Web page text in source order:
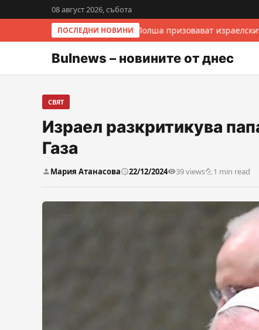
08 август 2026, събота
ПОСЛЕДНИ НОВИНИ
Италия и Полша призовават
Bulnews – новините от днес
СВЯТ
Израел разкритикува
Газа
Мария Атанасова 22/12/2024 39 views 1 min read